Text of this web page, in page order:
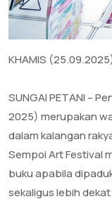
KHAMIS
‎SUNGAI PETANI –
2025) merupakan
dalam kalangan
Sempoi Art Festival
buku apabila
sekaligus lebih